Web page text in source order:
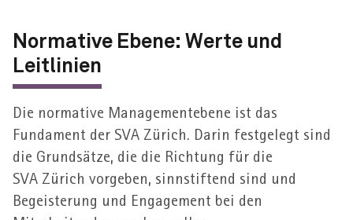
Normative Ebene: Werte und
Leitlinien
Die normative Management­­ebene ist das
Fundament der SVA Zürich. Darin festgelegt sind
die Grund­­sätze, die die Richtung für die
SVA Zürich vorgeben, sinn­stiftend sind und
Begeisterung und Engagement bei den